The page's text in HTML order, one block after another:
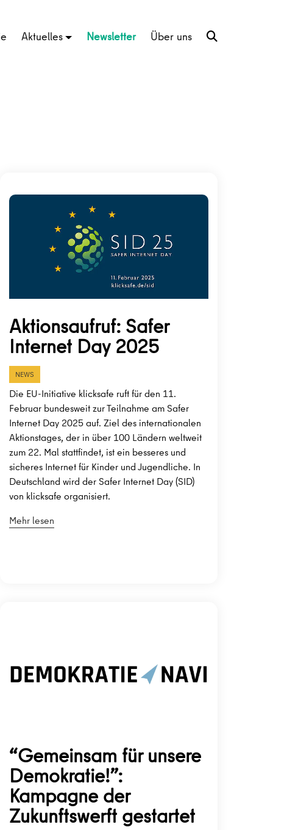
Aktuelles Newsletter Über uns
Aktionsaufruf: Safer
Internet Day 2025
NEWS
Die EU-Initiative klicksafe ruft für den 11.
Februar bundesweit zur Teilnahme am Safer
Internet Day 2025 auf. Ziel des internationalen
Aktionstages, der in über 100 Ländern weltweit
zum 22. Mal stattfindet, ist ein besseres und
sicheres Internet für Kinder und Jugendliche. In
Deutschland wird der Safer Internet Day (SID)
von klicksafe organisiert.
Mehr lesen
“Gemeinsam für unsere
Demokratie!”:
Kampagne der
Zukunftswerft gestartet